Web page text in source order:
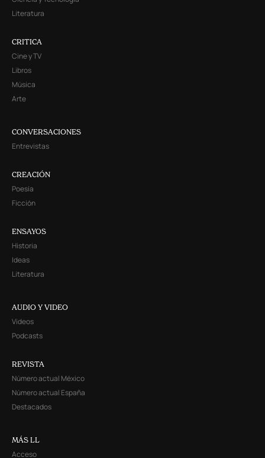
Literatura
CRITICA
Cine y TV
Libros
Música
Arte
CONVERSACIONES
Entrevistas
CREACIÓN
Poesía
Ficción
ENSAYOS
Historia
Ideas
Literatura
AUDIO Y VIDEO
Videos
Podcasts
REVISTA
Número actual México
Número actual España
Destacados
MÁS LL
Acceso